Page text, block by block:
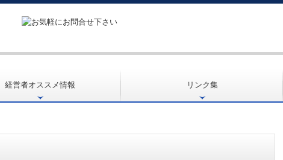
経営者オススメ情報 リンク集